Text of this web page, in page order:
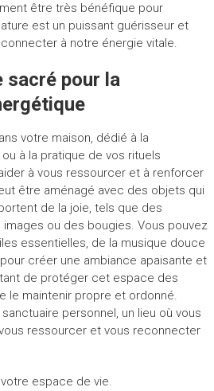
être très bénéfique pour
est un puissant guérisseur et
à notre énergie vitale.
sacré pour la
votre maison, dédié à la
à la pratique de vos rituels
à vous ressourcer et à renforcer
être aménagé avec des objets qui
de la joie, tels que des
ou des bougies. Vous pouvez
essentielles, de la musique douce
créer une ambiance apaisante et
de protéger cet espace des
le maintenir propre et ordonné.
personnel, un lieu où vous
ressourcer et vous reconnecter
espace de vie.